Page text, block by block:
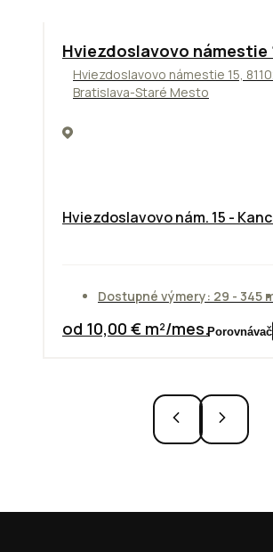
ODPORÚČAME
Hviezdoslavovo námestie
Hviezdoslavovo námestie 15,
Bratislava-Staré Mesto
Hviezdoslavovo nám. 15 -
Dostupné výmery: 29 - 345
od 10,00 € m²/mes.Porovnávač